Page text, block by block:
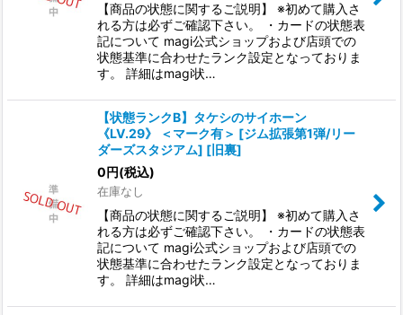
【商品の状態に関するご説明】 ※初めて購入さ
れる方は必ずご確認下さい。 ・カードの状態表
記について magi公式ショップおよび店頭での
状態基準に合わせたランク設定となっておりま
す。 詳細はmagi状…
【状態ランクB】タケシのサイホーン
《LV.29》 ＜マーク有＞ [ジム拡張第1弾/リー
ダーズスタジアム] [旧裏]
0円(税込)
在庫なし
【商品の状態に関するご説明】 ※初めて購入さ
れる方は必ずご確認下さい。 ・カードの状態表
記について magi公式ショップおよび店頭での
状態基準に合わせたランク設定となっておりま
す。 詳細はmagi状…